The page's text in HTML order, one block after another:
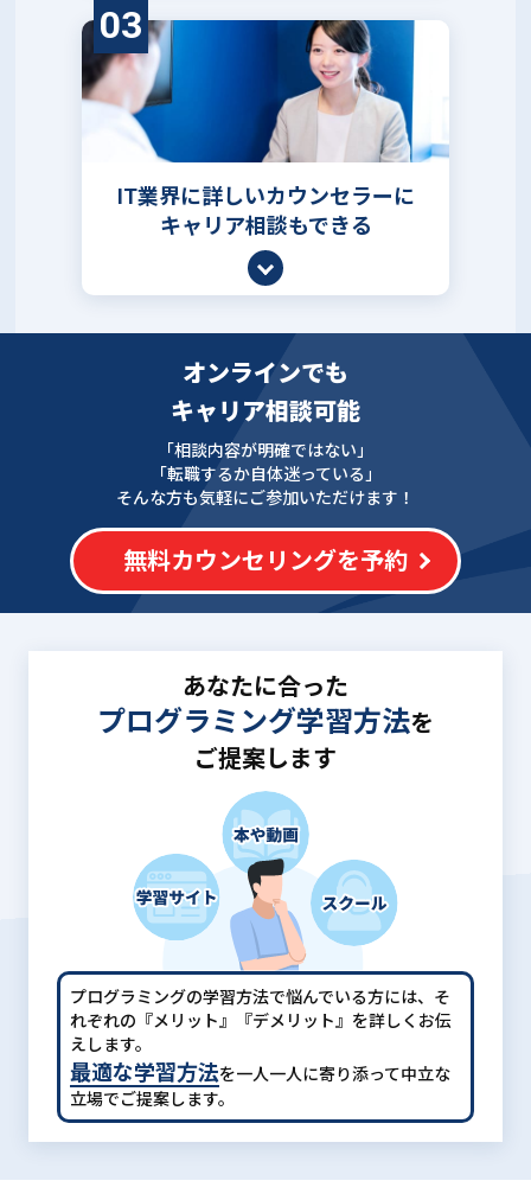
03
IT業界に詳しいカウンセラーに
キャリア相談もできる
オンラインでも
キャリア相談可能
「相談内容が明確ではない」
「転職するか自体迷っている」
そんな方も気軽にご参加いただけます！
無料カウンセリングを予約
あなたに合った
プログラミング学習方法を
ご提案します
プログラミングの学習方法で悩んでいる方には、 そ
れぞれの『メリット』『デメリット』を詳しくお伝
えします。
最適な学習方法を一人一人に寄り添って中立な
立場でご提案します。